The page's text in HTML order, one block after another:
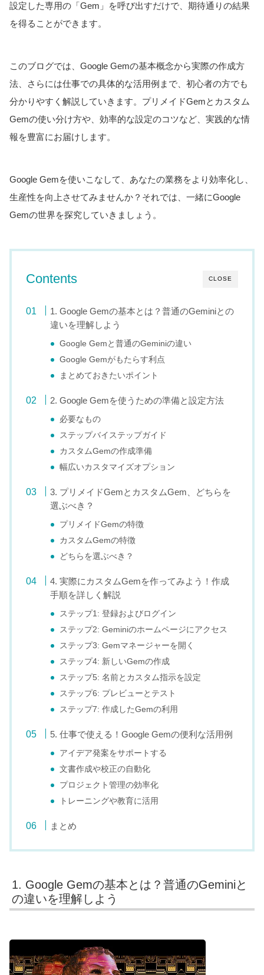
設定した専用の「Gem」を呼び出すだけで、期待通りの結果
を得ることができます。
このブログでは、Google Gemの基本概念から実際の作成方
法、さらには仕事での具体的な活用例まで、初心者の方でも
分かりやすく解説していきます。プリメイドGemとカスタム
Gemの使い分け方や、効率的な設定のコツなど、実践的な情
報を豊富にお届けします。
Google Gemを使いこなして、あなたの業務をより効率化し、
生産性を向上させてみませんか？それでは、一緒にGoogle
Gemの世界を探究していきましょう。
CLOSE
Contents
1. Google Gemの基本とは？普通のGeminiとの
違いを理解しよう
Google Gemと普通のGeminiの違い
Google Gemがもたらす利点
まとめておきたいポイント
2. Google Gemを使うための準備と設定方法
必要なもの
ステップバイステップガイド
カスタムGemの作成準備
幅広いカスタマイズオプション
3. プリメイドGemとカスタムGem、どちらを
選ぶべき？
プリメイドGemの特徴
カスタムGemの特徴
どちらを選ぶべき？
4. 実際にカスタムGemを作ってみよう！作成
手順を詳しく解説
ステップ1: 登録およびログイン
ステップ2: Geminiのホームページにアクセス
ステップ3: Gemマネージャーを開く
ステップ4: 新しいGemの作成
ステップ5: 名前とカスタム指示を設定
ステップ6: プレビューとテスト
ステップ7: 作成したGemの利用
5. 仕事で使える！Google Gemの便利な活用例
アイデア発案をサポートする
文書作成や校正の自動化
プロジェクト管理の効率化
トレーニングや教育に活用
まとめ
1. Google Gemの基本とは？普通のGeminiと
の違いを理解しよう